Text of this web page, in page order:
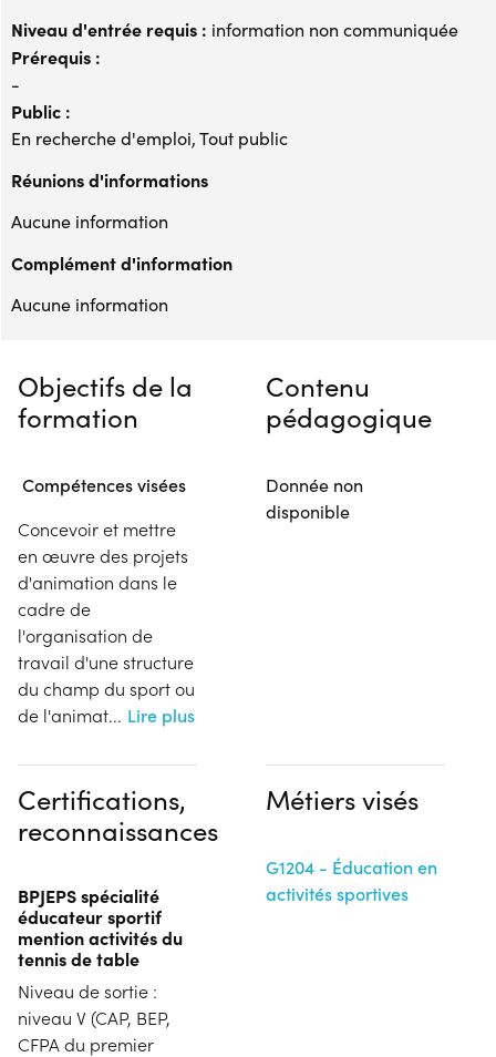
Niveau d'entrée requis : information non communiquée
Prérequis :
-
Public :
En recherche d'emploi, Tout public
Réunions d'informations
Aucune information
Complément d'information
Aucune information
Objectifs de la
formation
Compétences visées
Concevoir et mettre
en œuvre des projets
d'animation dans le
cadre de
l'organisation de
travail d'une structure
du champ du sport ou
de l'animat... Lire plus
Contenu
pédagogique
Donnée non
disponible
Certifications,
reconnaissances
BPJEPS spécialité
éducateur sportif
mention activités du
tennis de table
Niveau de sortie :
niveau V (CAP, BEP,
CFPA du premier
Métiers visés
G1204 - Éducation en
activités sportives